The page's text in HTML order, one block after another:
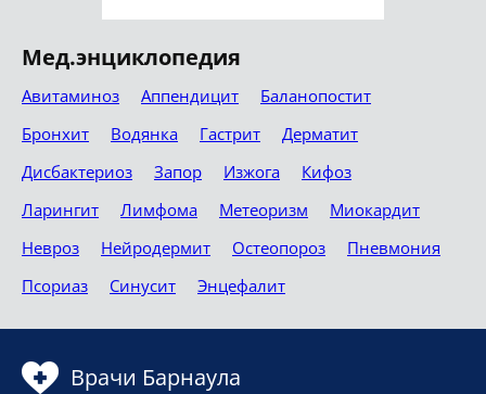
Мед.энциклопедия
Авитаминоз Аппендицит
Баланопостит
Бронхит
Водянка Гастрит
Дерматит
Дисбактериоз
Запор Изжога
Кифоз
Ларингит
Лимфома Метеоризм
Миокардит
Невроз
Нейродермит Остеопороз
Пневмония
Псориаз
Синусит Энцефалит
Врачи Барнаула